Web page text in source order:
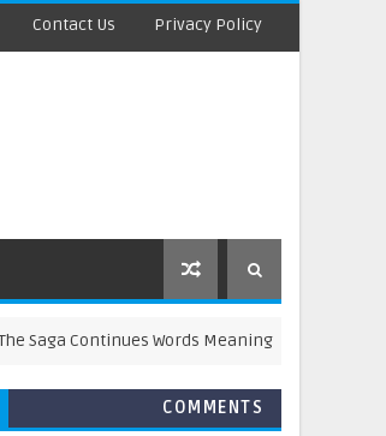
Contact Us Privacy Policy
Continues Words Meaning and Line by Line
COMMENTS